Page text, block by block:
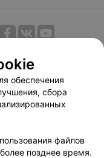
договор
Способы оплаты
cookie
обеспечения
сбора
файлов
позднее время.